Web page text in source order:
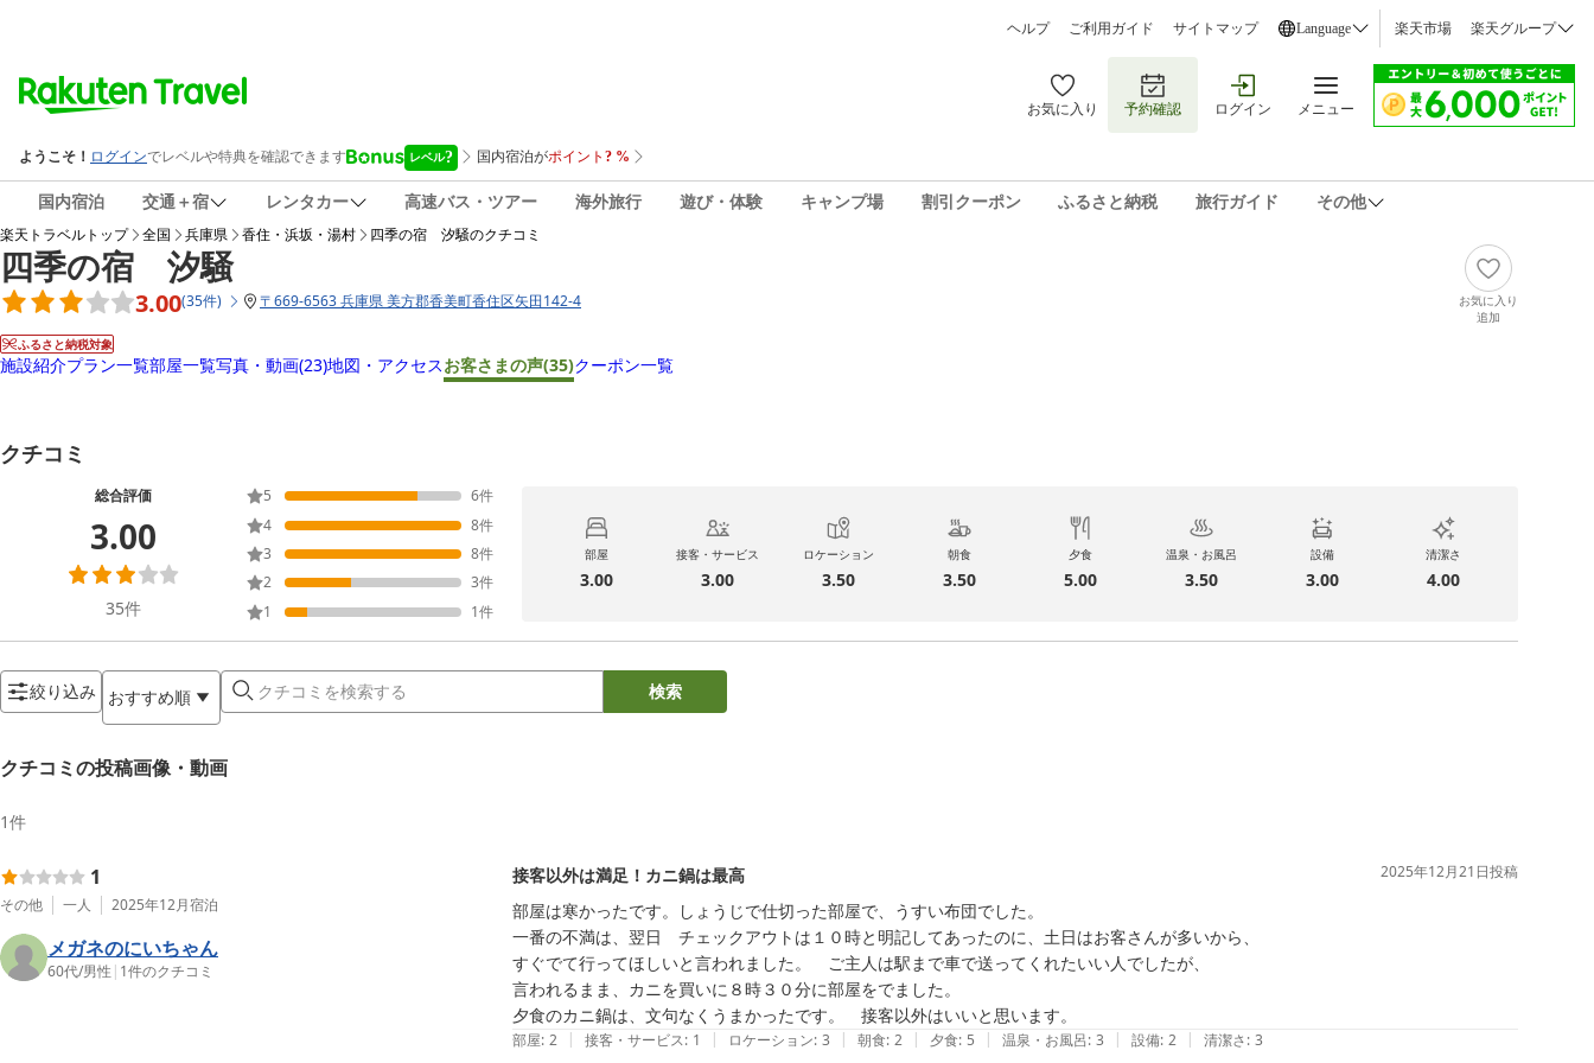
ヘルプ ご利用ガイド サイトマップ Language 楽天市場 楽天グループ
お気に入り 予約確認 ログイン メニュー
国内宿泊 交通＋宿 レンタカー 高速バス・ツアー 海外旅行 遊び・体験 キャンプ場 割引クーポン ふるさと納税 旅行ガイド その他
楽天トラベルトップ 全国 兵庫県 香住・浜坂・湯村 四季の宿 汐騒のクチコミ
四季の宿 汐騒
3.00(35件) 〒669-6563 兵庫県 美方郡香美町香住区矢田142-4
ふるさと納税対象
お気に入り
追加
施設紹介プラン一覧部屋一覧写真・動画(23)地図・アクセスお客さまの声(35)クーポン一覧
クチコミ
総合評価
3.00
35件
5 6件
4
8件
3
8件
2
3件
1
1件
部屋
3.00
接客・サービス
3.00
ロケーション
3.50
朝食
3.50
夕食
5.00
温泉・お風呂
3.50
設備
3.00
清潔さ
4.00
絞り込み おすすめ順 検索
クチコミの投稿画像・動画
1件
1
その他 一人 2025年12月宿泊
メガネのにいちゃん
60代/男性 | 1件のクチコミ
接客以外は満足！カニ鍋は最高 2025年12月21日投稿
部屋は寒かったです。しょうじで仕切った部屋で、うすい布団でした。
一番の不満は、翌日　チェックアウトは１０時と明記してあったのに、土日はお客さんが多いから、
すぐでて行ってほしいと言われました。　ご主人は駅まで車で送ってくれたいい人でしたが、
言われるまま、カニを買いに８時３０分に部屋をでました。
夕食のカニ鍋は、文句なくうまかったです。　接客以外はいいと思います。
部屋: 2 | 接客・サービス: 1 | ロケーション: 3 | 朝食: 2 | 夕食: 5 | 温泉・お風呂: 3 | 設備: 2 | 清潔さ: 3